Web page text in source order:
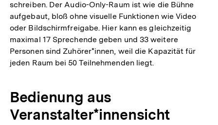
schreiben. Der Audio-Only-Raum ist wie die Bühne
aufgebaut, bloß ohne visuelle Funktionen wie Video
oder Bildschirmfreigabe. Hier kann es gleichzeitig
maximal 17 Sprechende geben und 33 weitere
Personen sind Zuhörer*innen, weil die Kapazität für
jeden Raum bei 50 Teilnehmenden liegt.
Bedienung aus
Veranstalter*innensicht